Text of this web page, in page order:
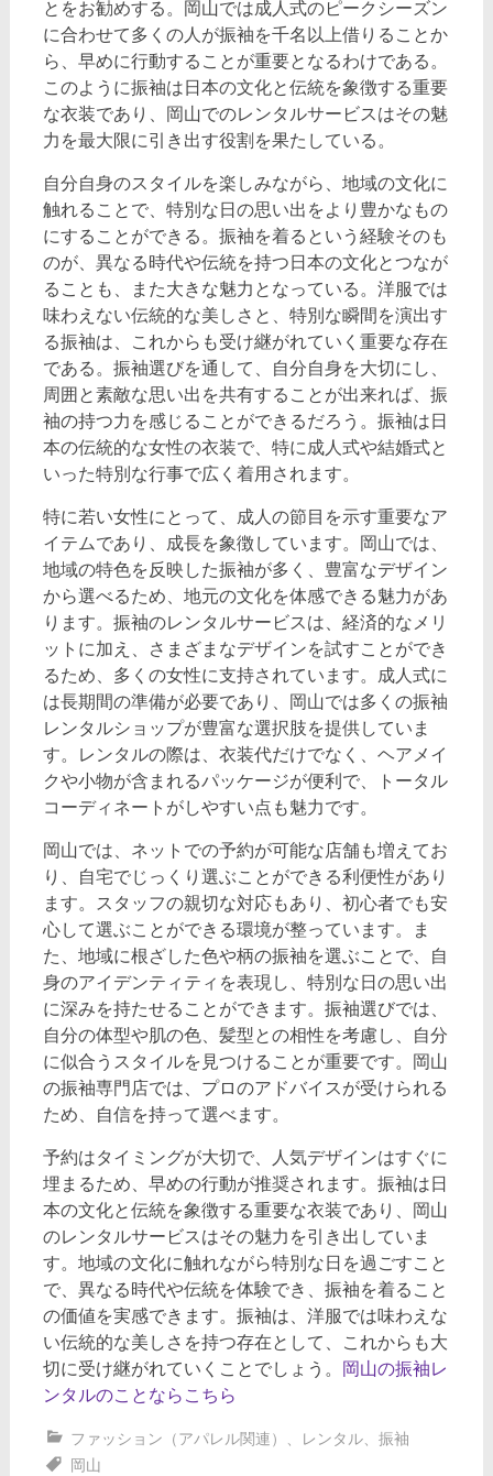
とをお勧めする。岡山では成人式のピークシーズン
に合わせて多くの人が振袖を千名以上借りることか
ら、早めに行動することが重要となるわけである。
このように振袖は日本の文化と伝統を象徴する重要
な衣装であり、岡山でのレンタルサービスはその魅
力を最大限に引き出す役割を果たしている。
自分自身のスタイルを楽しみながら、地域の文化に
触れることで、特別な日の思い出をより豊かなもの
にすることができる。振袖を着るという経験そのも
のが、異なる時代や伝統を持つ日本の文化とつなが
ることも、また大きな魅力となっている。洋服では
味わえない伝統的な美しさと、特別な瞬間を演出す
る振袖は、これからも受け継がれていく重要な存在
である。振袖選びを通して、自分自身を大切にし、
周囲と素敵な思い出を共有することが出来れば、振
袖の持つ力を感じることができるだろう。振袖は日
本の伝統的な女性の衣装で、特に成人式や結婚式と
いった特別な行事で広く着用されます。
特に若い女性にとって、成人の節目を示す重要なア
イテムであり、成長を象徴しています。岡山では、
地域の特色を反映した振袖が多く、豊富なデザイン
から選べるため、地元の文化を体感できる魅力があ
ります。振袖のレンタルサービスは、経済的なメリ
ットに加え、さまざまなデザインを試すことができ
るため、多くの女性に支持されています。成人式に
は長期間の準備が必要であり、岡山では多くの振袖
レンタルショップが豊富な選択肢を提供していま
す。レンタルの際は、衣装代だけでなく、ヘアメイ
クや小物が含まれるパッケージが便利で、トータル
コーディネートがしやすい点も魅力です。
岡山では、ネットでの予約が可能な店舗も増えてお
り、自宅でじっくり選ぶことができる利便性があり
ます。スタッフの親切な対応もあり、初心者でも安
心して選ぶことができる環境が整っています。ま
た、地域に根ざした色や柄の振袖を選ぶことで、自
身のアイデンティティを表現し、特別な日の思い出
に深みを持たせることができます。振袖選びでは、
自分の体型や肌の色、髪型との相性を考慮し、自分
に似合うスタイルを見つけることが重要です。岡山
の振袖専門店では、プロのアドバイスが受けられる
ため、自信を持って選べます。
予約はタイミングが大切で、人気デザインはすぐに
埋まるため、早めの行動が推奨されます。振袖は日
本の文化と伝統を象徴する重要な衣装であり、岡山
のレンタルサービスはその魅力を引き出していま
す。地域の文化に触れながら特別な日を過ごすこと
で、異なる時代や伝統を体験でき、振袖を着ること
の価値を実感できます。振袖は、洋服では味わえな
い伝統的な美しさを持つ存在として、これからも大
切に受け継がれていくことでしょう。 岡山の振袖レ
ンタルのことならこちら
ファッション（アパレル関連） 、 レンタル、 振袖
岡山